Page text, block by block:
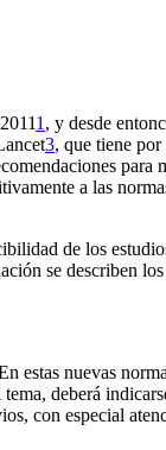
1 , y desde
3, que tiene
para
a las
de los
se describen
estas nuevas
deberá
con especial